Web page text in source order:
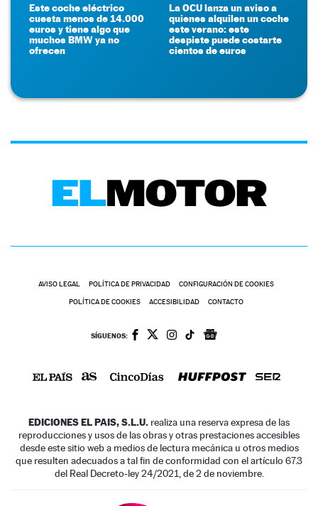
Este coche eléctrico
cuesta menos de 14.000
euros y tiene algo que
muchos BMW ya no
ofrecen
La OCU lanza un aviso a
quienes alquilen un coche
este verano: este
despiste puede costarte
cientos de euros
AVISO LEGAL POLÍTICA DE PRIVACIDAD CONFIGURACIÓN DE COOKIES
POLÍTICA DE COOKIES ACCESIBILIDAD CONTACTO
SÍGUENOS:
EDICIONES EL PAIS, S.L.U. realiza una reserva expresa de las
reproducciones y usos de las obras y otras prestaciones accesibles
desde este sitio web a medios de lectura mecánica u otros medios
que resulten adecuados a tal fin de conformidad con el artículo 67.3
del Real Decreto-ley 24/2021, de 2 de noviembre.